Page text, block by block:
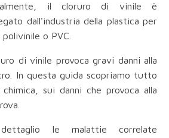
il cloruro di vinile è
dall'industria della plastica per
o PVC.
di vinile provoca gravi danni alla
In questa guida scopriamo tutto
sui danni che provoca alla
le malattie correlate